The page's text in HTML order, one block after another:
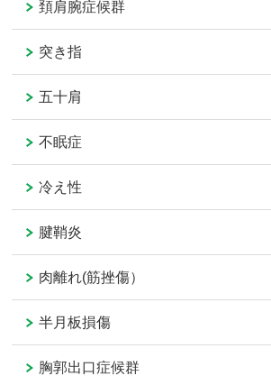
頚肩腕症候群
突き指
五十肩
不眠症
冷え性
腱鞘炎
肉離れ(筋挫傷）
半月板損傷
胸郭出口症候群